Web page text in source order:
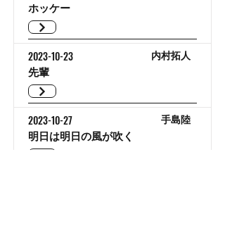
ホッケー
先輩
2023-10-23 内村拓人
明日は明日の風が吹く
2023-10-27 手島陸